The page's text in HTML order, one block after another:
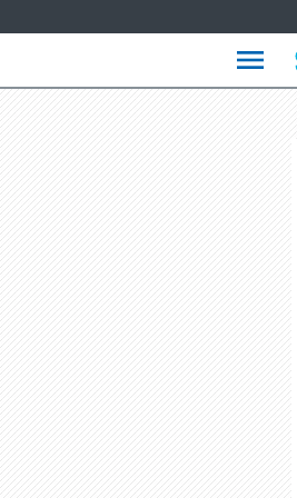
Languages
menu